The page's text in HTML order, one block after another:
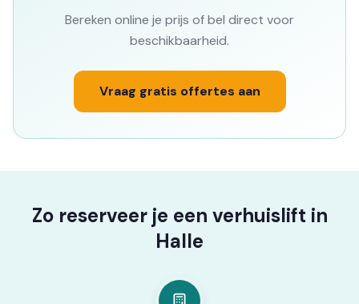
Bereken online je prijs of bel direct voor
beschikbaarheid.
Vraag gratis offertes aan
Zo reserveer je een verhuislift in
Halle